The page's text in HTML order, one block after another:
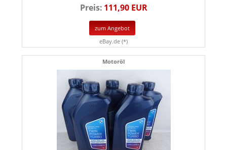
Preis: 111,90 EUR
zum Angebot
eBay.de (*)
Motoröl